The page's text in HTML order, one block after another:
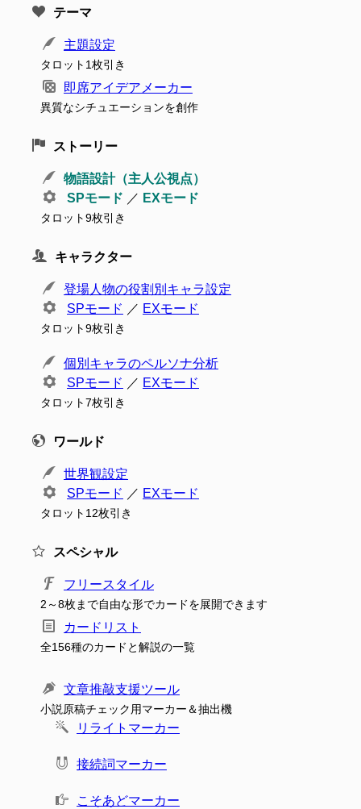
テーマ
主題設定
タロット1枚引き
即席アイデアメーカー
異質なシチュエーションを創作
ストーリー
物語設計（主人公視点）
SPモード ／ EXモード
タロット9枚引き
キャラクター
登場人物の役割別キャラ設定
SPモード ／ EXモード
タロット9枚引き
個別キャラのペルソナ分析
SPモード ／ EXモード
タロット7枚引き
ワールド
世界観設定
SPモード ／ EXモード
タロット12枚引き
スペシャル
フリースタイル
2～8枚まで自由な形でカードを展開できます
カードリスト
全156種のカードと解説の一覧
文章推敲支援ツール
小説原稿チェック用マーカー＆抽出機
リライトマーカー
接続詞マーカー
こそあどマーカー